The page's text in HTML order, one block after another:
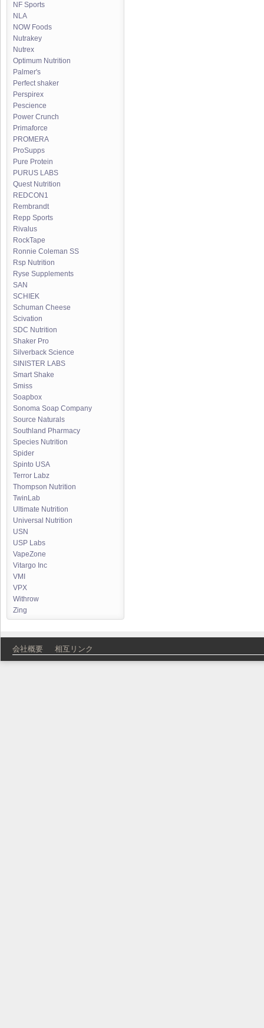
NF Sports
NLA
NOW Foods
Nutrakey
Nutrex
Optimum Nutrition
Palmer's
Perfect shaker
Perspirex
Pescience
Power Crunch
Primaforce
PROMERA
ProSupps
Pure Protein
PURUS LABS
Quest Nutrition
REDCON1
Rembrandt
Repp Sports
Rivalus
RockTape
Ronnie Coleman SS
Rsp Nutrition
Ryse Supplements
SAN
SCHIEK
Schuman Cheese
Scivation
SDC Nutrition
Shaker Pro
Silverback Science
SINISTER LABS
Smart Shake
Smiss
Soapbox
Sonoma Soap Company
Source Naturals
Southland Pharmacy
Species Nutrition
Spider
Spinto USA
Terror Labz
Thompson Nutrition
TwinLab
Ultimate Nutrition
Universal Nutrition
USN
USP Labs
VapeZone
Vitargo Inc
VMI
VPX
Withrow
Zing
会社概要 相互リンク